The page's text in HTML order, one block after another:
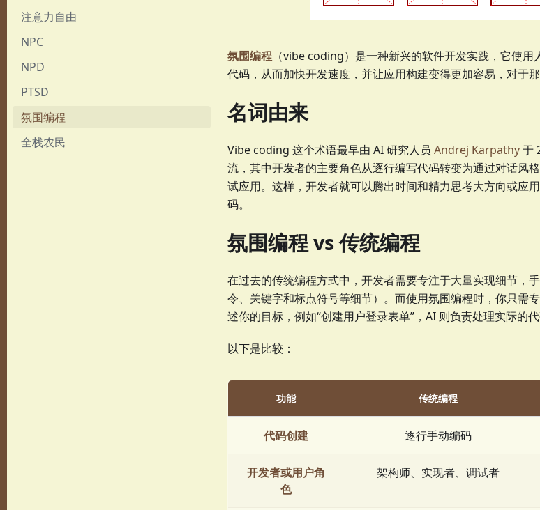
注意力自由
NPC
NPD
PTSD
氛围编程
全栈农民
氛围编程 （vibe coding）是一种新兴的软件开发实践，它使
代码，从而加快开发速度，并让应用构建变得更加容易，对于
名词由来
Vibe coding 这个术语最早由 AI 研究人员 Andrej Karpathy于
流，其中开发者的主要角色从逐行编写代码转变为通过对话风
试应用。这样，开发者就可以腾出时间和精力思考大方向或应
码。
氛围编程 vs 传统编程
在过去的传统编程方式中，开发者需要专注于大量实现细节，
令、关键字和标点符号等细节）。而使用氛围编程时，你只需
述你的目标，例如“创建用户登录表单”，AI 则负责处理实际的代
以下是比较：
功能 传统编程
代码创建 逐行手动编码
开发者或用户角
色
架构师、实现者、调试者